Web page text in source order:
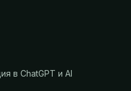
в ChatGPT и AI